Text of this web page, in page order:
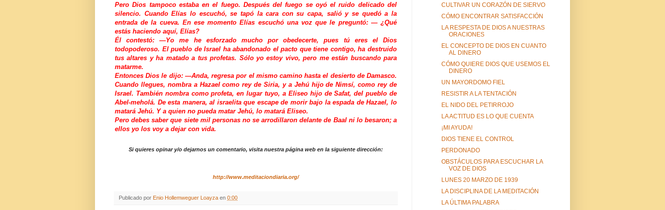
Pero Dios tampoco estaba en el fuego. Después del fuego se oyó el ruido delicado del
silencio. Cuando Elías lo escuchó, se tapó la cara con su capa, salió y se quedó a la
entrada de la cueva. En ese momento Elías escuchó una voz que le preguntó: — ¿Qué
estás haciendo aquí, Elías?
Él contestó: —Yo me he esforzado mucho por obedecerte, pues tú eres el Dios
todopoderoso. El pueblo de Israel ha abandonado el pacto que tiene contigo, ha destruido
tus altares y ha matado a tus profetas. Sólo yo estoy vivo, pero me están buscando para
matarme.
Entonces Dios le dijo: —Anda, regresa por el mismo camino hasta el desierto de Damasco.
Cuando llegues, nombra a Hazael como rey de Siria, y a Jehú hijo de Nimsí, como rey de
Israel. También nombra como profeta, en lugar tuyo, a Eliseo hijo de Safat, del pueblo de
Abel-meholá. De esta manera, al israelita que escape de morir bajo la espada de Hazael, lo
matará Jehú. Y a quien no pueda matar Jehú, lo matará Eliseo.
Pero debes saber que siete mil personas no se arrodillaron delante de Baal ni lo besaron; a
ellos yo los voy a dejar con vida.
Si quieres opinar y/o dejarnos un comentario, visita nuestra página web en la siguiente dirección:
http://www.meditaciondiaria.org/
Publicado por Enio Hollemweguer Loayza en 0:00
CULTIVAR UN CORAZÓN DE SIERVO
CÓMO ENCONTRAR SATISFACCIÓN
LA RESPESTA DE DIOS A NUESTRAS
ORACIONES
EL CONCEPTO DE DIOS EN CUANTO
AL DINERO
CÓMO QUIERE DIOS QUE USEMOS EL
DINERO
UN MAYORDOMO FIEL
RESISTIR A LA TENTACIÓN
EL NIDO DEL PETIRROJO
LA ACTITUD ES LO QUE CUENTA
¡MI AYUDA!
DIOS TIENE EL CONTROL
PERDONADO
OBSTÁCULOS PARA ESCUCHAR LA
VOZ DE DIOS
LUNES 20 MARZO DE 1939
LA DISCIPLINA DE LA MEDITACIÓN
LA ÚLTIMA PALABRA